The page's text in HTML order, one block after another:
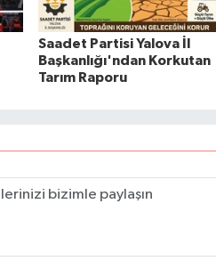
Saadet Partisi Yalova İl
Başkanlığı'ndan Korkutan
Tarım Raporu